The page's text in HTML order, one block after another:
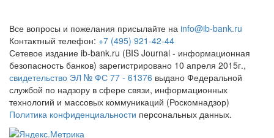
Все вопросы и пожелания присылайте на info@ib-bank.ru
Контактный телефон: +7 (495) 921-42-44
Сетевое издание ib-bank.ru (BIS Journal - информационная
безопасность банков) зарегистрировано 10 апреля 2015г.,
свидетельство ЭЛ № ФС 77 - 61376 выдано Федеральной
службой по надзору в сфере связи, информационных
технологий и массовых коммуникаций (Роскомнадзор)
Политика конфиденциальности персональных данных.